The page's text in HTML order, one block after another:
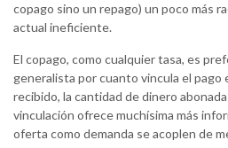
copago sino un repago) un poco más
actual ineficiente.
El copago, como cualquier tasa, es
generalista por cuanto vincula el pago
recibido, la cantidad de dinero
vinculación ofrece muchísima más
oferta como demanda se acoplen de